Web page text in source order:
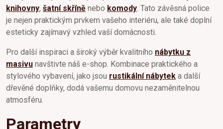
knihovny, šatní skříně nebo komody . Tato závěsná police
je nejen praktickým prvkem vašeho interiéru, ale také doplní
esteticky zajímavý vzhled vaší domácnosti.
Pro další inspiraci a široký výběr kvalitního nábytku z
masivu navštivte náš e-shop. Kombinace praktického a
stylového vybavení, jako jsou rustikální nábytek a další
dřevěné doplňky, dodá vašemu domovu nezaměnitelnou
atmosféru.
Parametry